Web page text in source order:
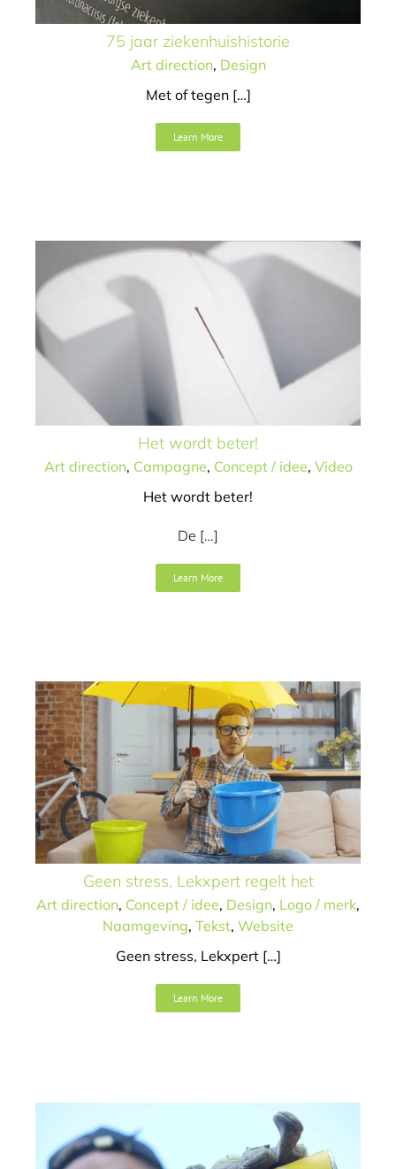
75 jaar ziekenhuishistorie
Art direction, Design
Met of tegen […]
Learn More
Het wordt beter!
Het wordt beter!
Art direction, Campagne, Concept / idee, Video
Het wordt beter!
De […]
Learn More
Geen stress, Lekxpert
Geen stress, Lekxpert regelt het
Art direction, Concept / idee, Design, Logo / merk,
Naamgeving, Tekst, Website
Geen stress, Lekxpert […]
Learn More
KeetKuukskes